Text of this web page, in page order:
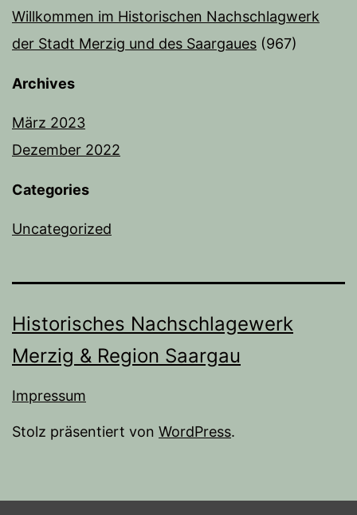
Willkommen im Historischen Nachschlagwerk
der Stadt Merzig und des Saargaues (967)
Archives
März 2023
Dezember 2022
Categories
Uncategorized
Historisches Nachschlagewerk
Merzig & Region Saargau
Impressum
Stolz präsentiert von WordPress.